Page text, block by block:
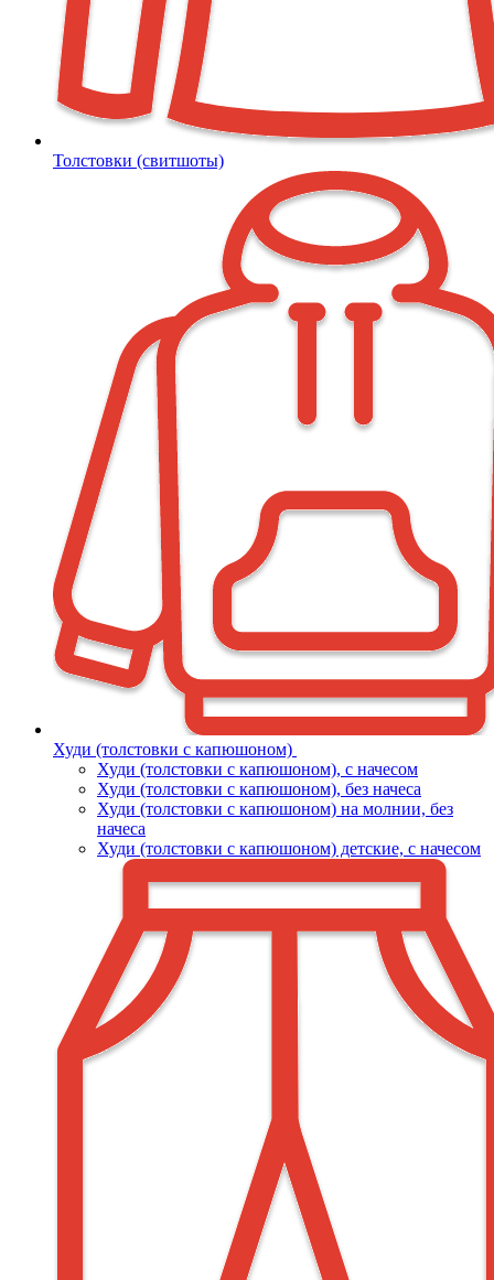
Толстовки (свитшоты)
Худи (толстовки с капюшоном)
Худи (толстовки c капюшоном), с начесом
Худи (толстовки c капюшоном), без начеса
Худи (толстовки с капюшоном) на молнии, без
начеса
Худи (толстовки c капюшоном) детские, с начесом